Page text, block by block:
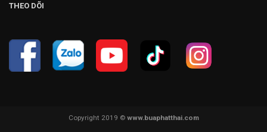
THEO DÕI
Copyright 2019 © www.buaphatthai.com